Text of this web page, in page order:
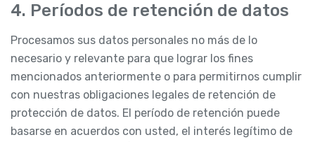
4. Períodos de retención de datos
Procesamos sus datos personales no más de lo
necesario y relevante para que lograr los fines
mencionados anteriormente o para permitirnos cumplir
con nuestras obligaciones legales de retención de
protección de datos. El período de retención puede
basarse en acuerdos con usted, el interés legítimo de